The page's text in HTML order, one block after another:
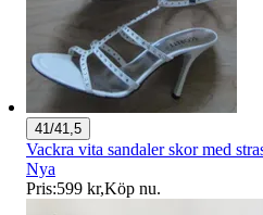
41/41,5
Vackra vita sandaler skor med
Nya
Pris:599 kr,Köp nu.